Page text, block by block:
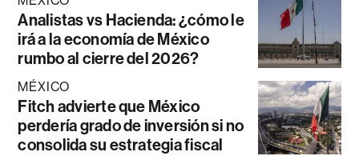
Analistas vs Hacienda: ¿cómo le
irá a la economía de México
rumbo al cierre del 2026?
MÉXICO
Fitch advierte que México
perdería grado de inversión si no
consolida su estrategia fiscal